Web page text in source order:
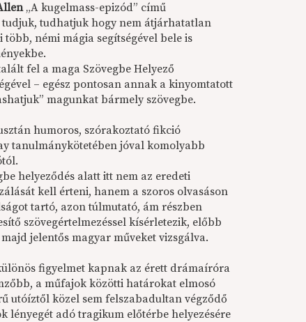
„A kugelmass-epizód” című
tudhatjuk hogy nem átjárhatatlan
némi mágia segítségével bele is
fel a maga Szövegbe Helyező
– egész pontosan annak a kinyomtatott
magunkat bármely szövegbe.
humoros, szórakoztató fikció
tanulmánykötetében jóval komolyabb
helyeződés alatt itt nem az eredeti
kell érteni, hanem a szoros olvasáson
tartó, azon túlmutató, ám részben
szövegértelmezéssel kísérletezik, előbb
jelentős magyar műveket vizsgálva.
figyelmet kapnak az érett drámaíróra
a műfajok közötti határokat elmosó
utóíztől közel sem felszabadultan végződő
lényegét adó tragikum előtérbe helyezésére